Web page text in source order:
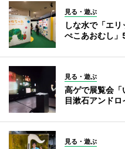
見る・遊ぶ
しな水で「エ
ぺこあおむし
見る・遊ぶ
高ゲで展覧会
目漱石アンドロ
見る・遊ぶ